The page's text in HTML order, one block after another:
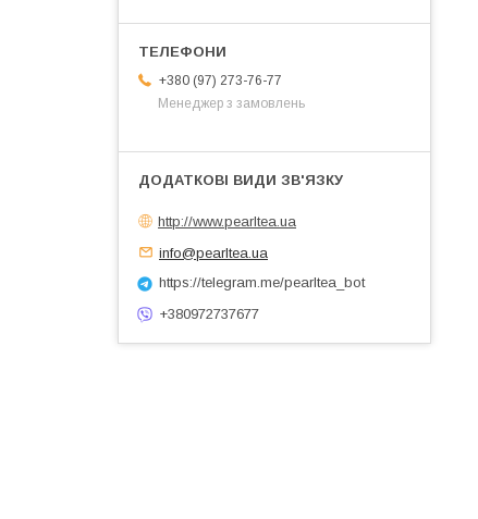
+380 (97) 273-76-77
Менеджер з замовлень
http://www.pearltea.ua
info@pearltea.ua
https://telegram.me/pearltea_bot
+380972737677